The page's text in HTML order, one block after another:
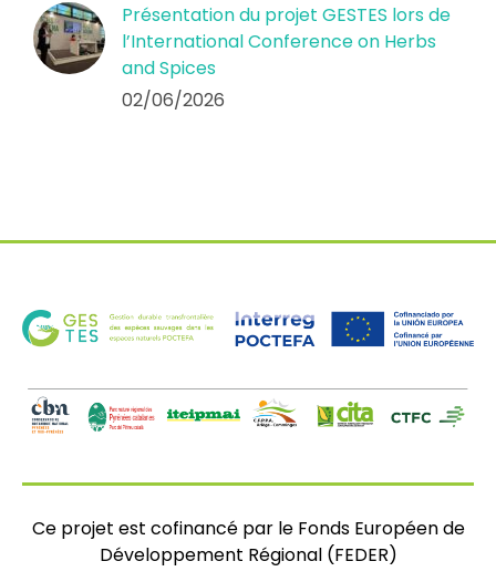
Présentation du projet GESTES lors de
l’International Conference on Herbs
and Spices
02/06/2026
Ce projet est cofinancé par le Fonds Européen de
Développement Régional (FEDER)